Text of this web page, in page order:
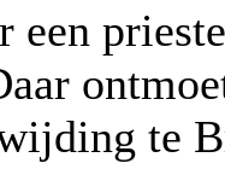
een
te